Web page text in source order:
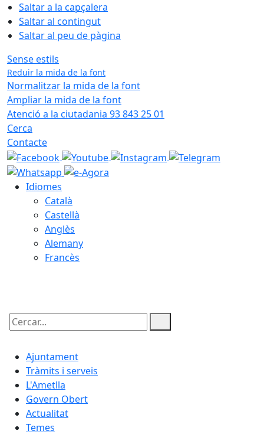
Saltar a la capçalera
Saltar al contingut
Saltar al peu de pàgina
Sense estils
Reduir la mida de la font
Normalitzar la mida de la font
Ampliar la mida de la font
Atenció a la ciutadania 93 843 25 01
Cerca
Contacte
Idiomes
Català
Castellà
Anglès
Alemany
Francès
Cercar:
Ajuntament
Tràmits i serveis
L'Ametlla
Govern Obert
Actualitat
Temes